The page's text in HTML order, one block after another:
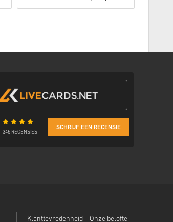
345 RECENSIES
SCHRIJF EEN RECENSIE
Klanttevredenheid – Onze belofte,